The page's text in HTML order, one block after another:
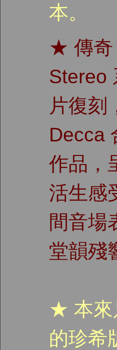
本。
★ 傳奇
Stereo
片復刻
Decca
作品，
活生感
間音場
堂韻殘
★ 本來
的珍希